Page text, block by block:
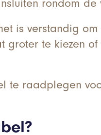
rondom
is verstandig
te kiezen
raadplegen